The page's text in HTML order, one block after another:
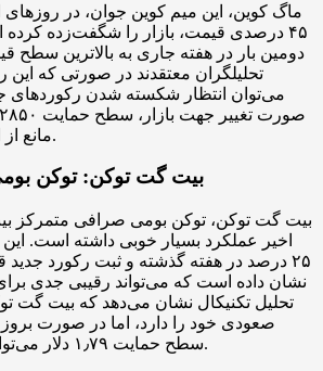
ماگ کوین، این میم کوین جوان، در روزهای
۴۵ درصدی قیمت، بازار را شگفت‌زده
دومین بار در هفته جاری به بالاترین سطح
تحلیلگران معتقدند در صورتی که این
می‌توان انتظار شکسته شدن رکوردهای
مانع از افت بیشتر قیمت شود.
بیت گت توکن: توکن
بیت گت توکن، توکن بومی صرافی متمرکز
اخیر عملکرد بسیار خوبی داشته است.
۲۵ درصد در هفته گذشته و ثبت رکورد
نشان داده است که می‌تواند رقیبی جدی
تحلیل تکنیکال نشان می‌دهد که بیت گت
صعودی خود را دارد، اما در صورت
سطح حمایت ۱٫۷۹ دلار می‌تواند نقش مهمی ایفا کند.